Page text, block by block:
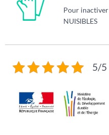
Pour
NUISIBLES
5/5